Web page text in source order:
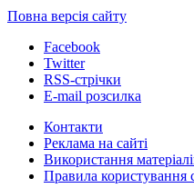
Повна версія сайту
Facebook
Twitter
RSS-стрічки
E-mail розсилка
Контакти
Реклама на сайті
Використання
Правила користування